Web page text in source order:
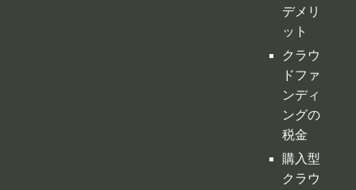
デメリ
ット
クラウ
ドファ
ンディ
ングの
税金
購入型
クラウ